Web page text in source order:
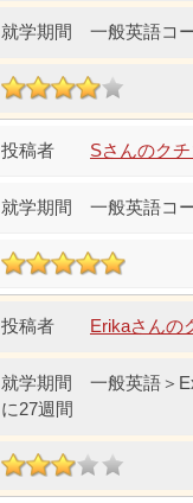
一般英語コ
Sさんのク
一般英語コ
Erikaさんの
一般英語＞
に27週間